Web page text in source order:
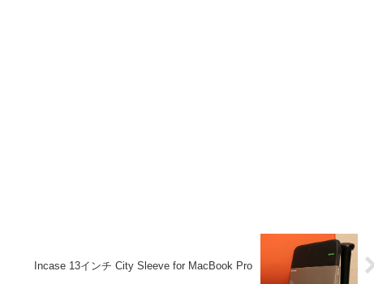
Incase 13インチ City Sleeve for MacBook Pro